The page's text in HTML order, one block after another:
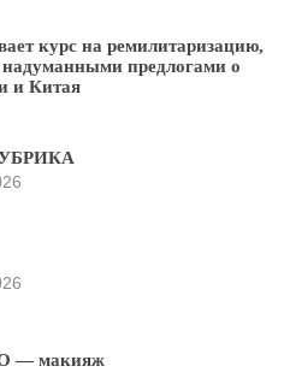
курс на ремилитаризацию,
надуманными предлогами о
и Китая
— макияж